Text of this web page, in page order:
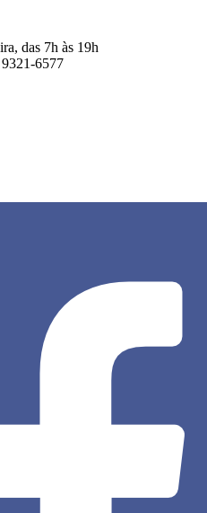
das 7h às 19h
6577